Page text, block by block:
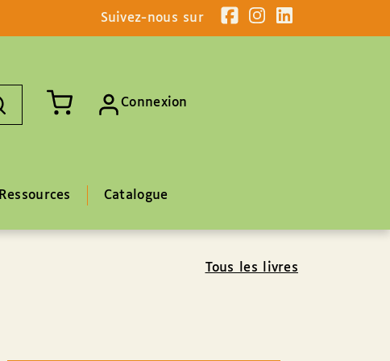
Suivez-nous sur
Connexion
Ressources Catalogue
Tous les livres